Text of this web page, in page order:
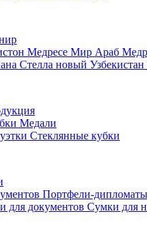
Медресе Мир Араб
Стелла новый Узбекистан
Медали
Стеклянные кубки
Портфели-дипломаты
для документов Сумки для